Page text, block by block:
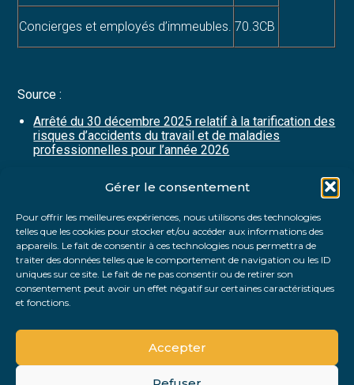
Gérer le consentement
Pour offrir les meilleures expériences, nous utilisons des technologies
telles que les cookies pour stocker et/ou accéder aux informations des
appareils. Le fait de consentir à ces technologies nous permettra de
traiter des données telles que le comportement de navigation ou les ID
uniques sur ce site. Le fait de ne pas consentir ou de retirer son
consentement peut avoir un effet négatif sur certaines caractéristiques
et fonctions.
Accepter
Concierges et employés d’immeubles. 70.3CB
Source :
Arrêté du 30 décembre 2025 relatif à la tarification des
risques d’accidents du travail et de maladies
professionnelles pour l’année 2026
FaceBook
TwitterLinkedIn